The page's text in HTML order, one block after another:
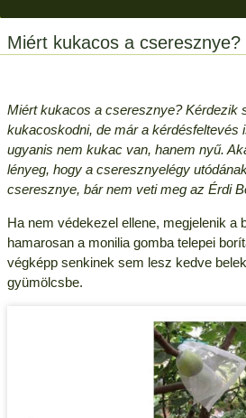
Miért kukacos a cseresznye?
Miért kukacos a cseresznye? Kérdezik
kukacoskodni, de már a kérdésfeltevés
ugyanis nem kukac van, hanem nyű.
lényeg, hogy a cseresznyelégy
cseresznye, bár nem veti meg az Érdi
Ha nem védekezel ellene, megjelenik a
hamarosan a monilia gomba telepei
végképp senkinek sem lesz kedve
gyümölcsbe.